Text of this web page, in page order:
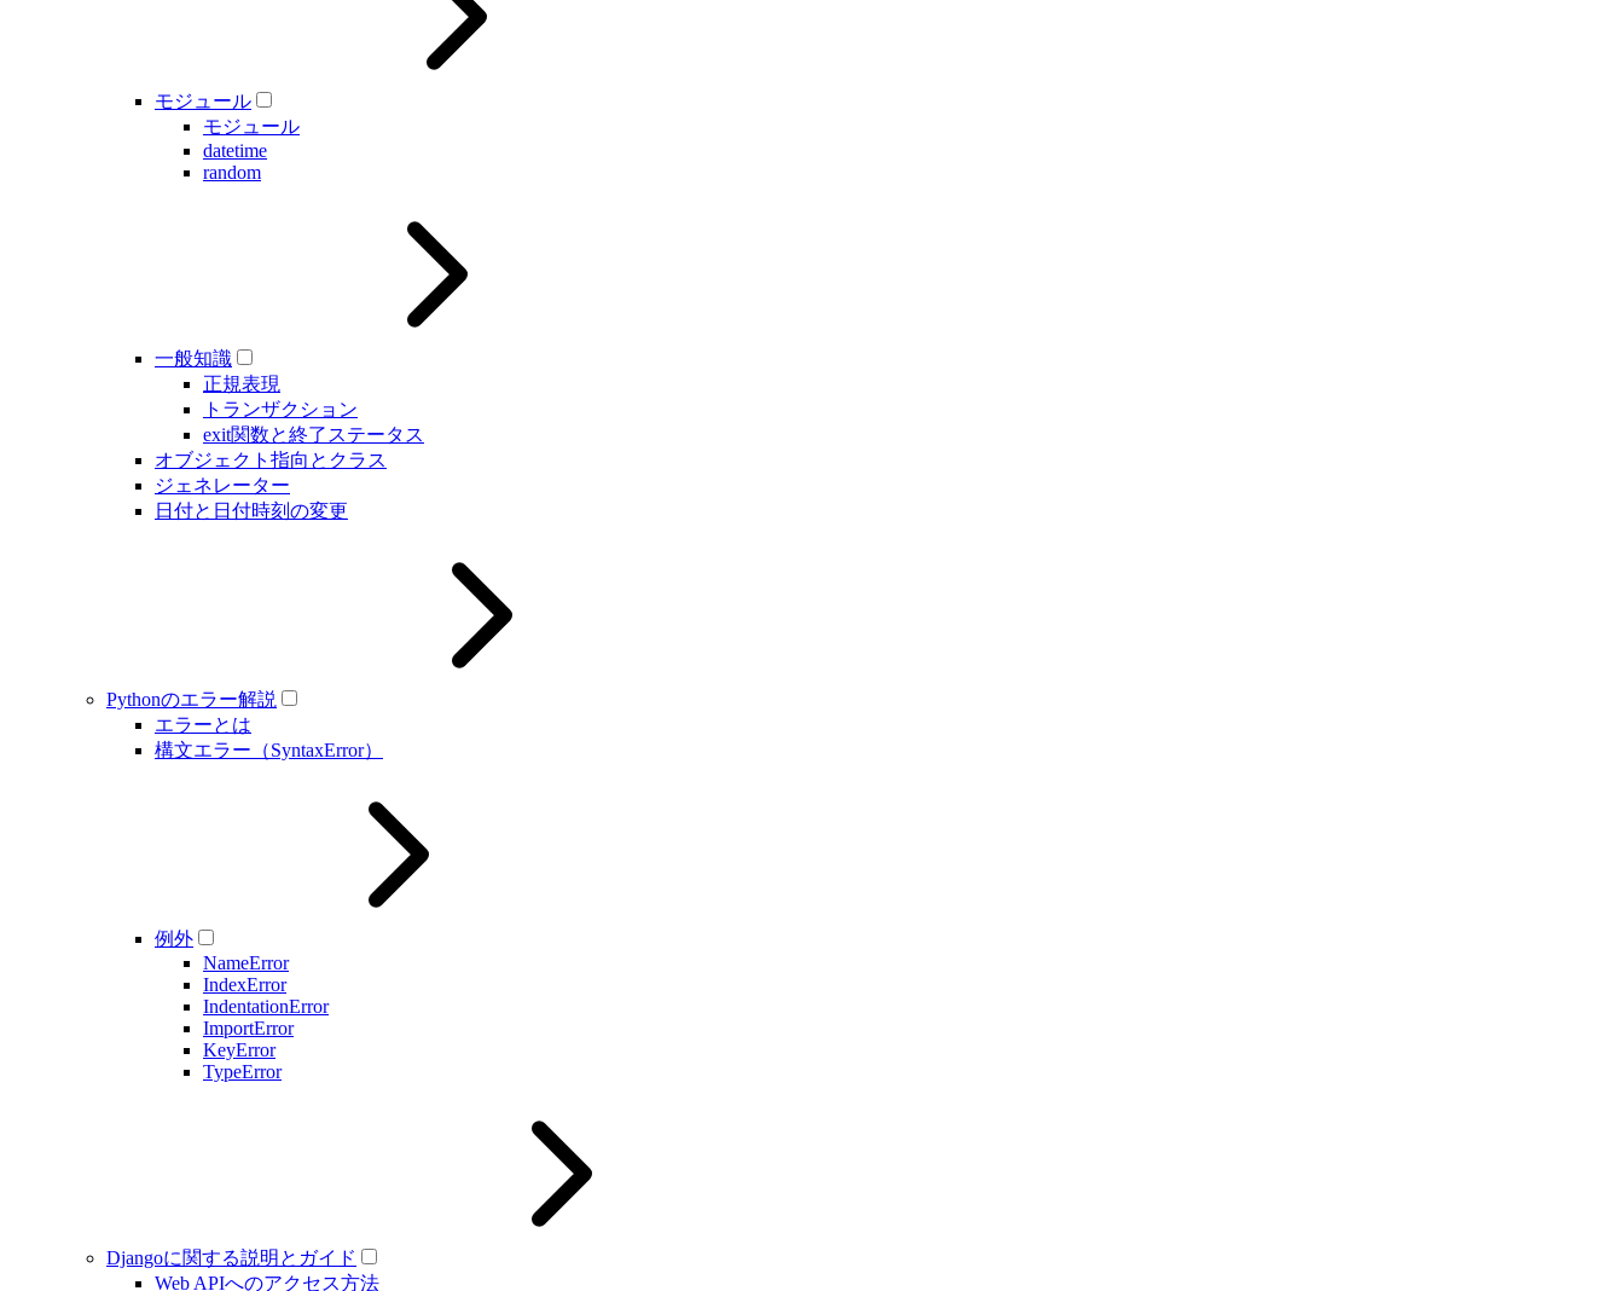
モジュール
モジュール
datetime
random
一般知識
正規表現
トランザクション
exit関数と終了ステータス
オブジェクト指向とクラス
ジェネレーター
日付と日付時刻の変更
Pythonのエラー解説
エラーとは
構文エラー（SyntaxError）
例外
NameError
IndexError
IndentationError
ImportError
KeyError
TypeError
Djangoに関する説明とガイド
Web APIへのアクセス方法